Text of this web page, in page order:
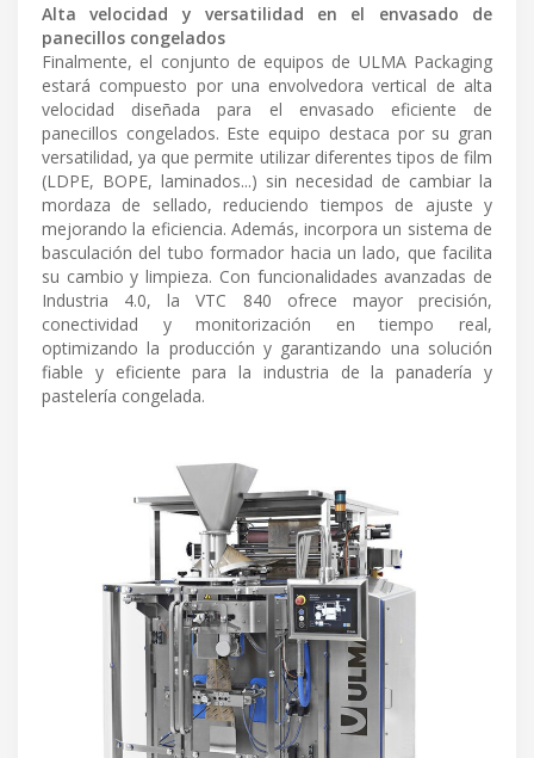
Alta velocidad y versatilidad en el envasado de
panecillos congelados
Finalmente, el conjunto de equipos de ULMA Packaging
estará compuesto por una envolvedora vertical de alta
velocidad diseñada para el envasado eficiente de
panecillos congelados. Este equipo destaca por su gran
versatilidad, ya que permite utilizar diferentes tipos de film
(LDPE, BOPE, laminados...) sin necesidad de cambiar la
mordaza de sellado, reduciendo tiempos de ajuste y
mejorando la eficiencia. Además, incorpora un sistema de
basculación del tubo formador hacia un lado, que facilita
su cambio y limpieza. Con funcionalidades avanzadas de
Industria 4.0, la VTC 840 ofrece mayor precisión,
conectividad y monitorización en tiempo real,
optimizando la producción y garantizando una solución
fiable y eficiente para la industria de la panadería y
pastelería congelada.